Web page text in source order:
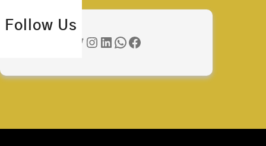
Follow Us
Instagram LinkedIn WhatsApp Facebook